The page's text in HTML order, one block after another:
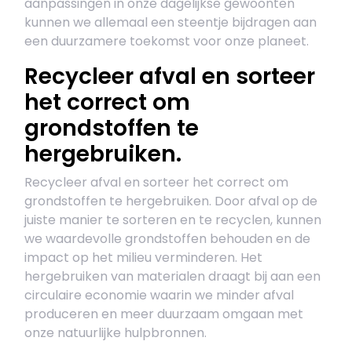
kunnen we allemaal een steentje bijdragen aan
een duurzamere toekomst voor onze planeet.
​Recycleer afval en sorteer
het correct om
grondstoffen te
hergebruiken.
Recycleer afval en sorteer het correct om
grondstoffen te hergebruiken. Door afval op de
juiste manier te sorteren en te recyclen, kunnen
we waardevolle grondstoffen behouden en de
impact op het milieu verminderen. Het
hergebruiken van materialen draagt bij aan een
circulaire economie waarin we minder afval
produceren en meer duurzaam omgaan met
onze natuurlijke hulpbronnen.